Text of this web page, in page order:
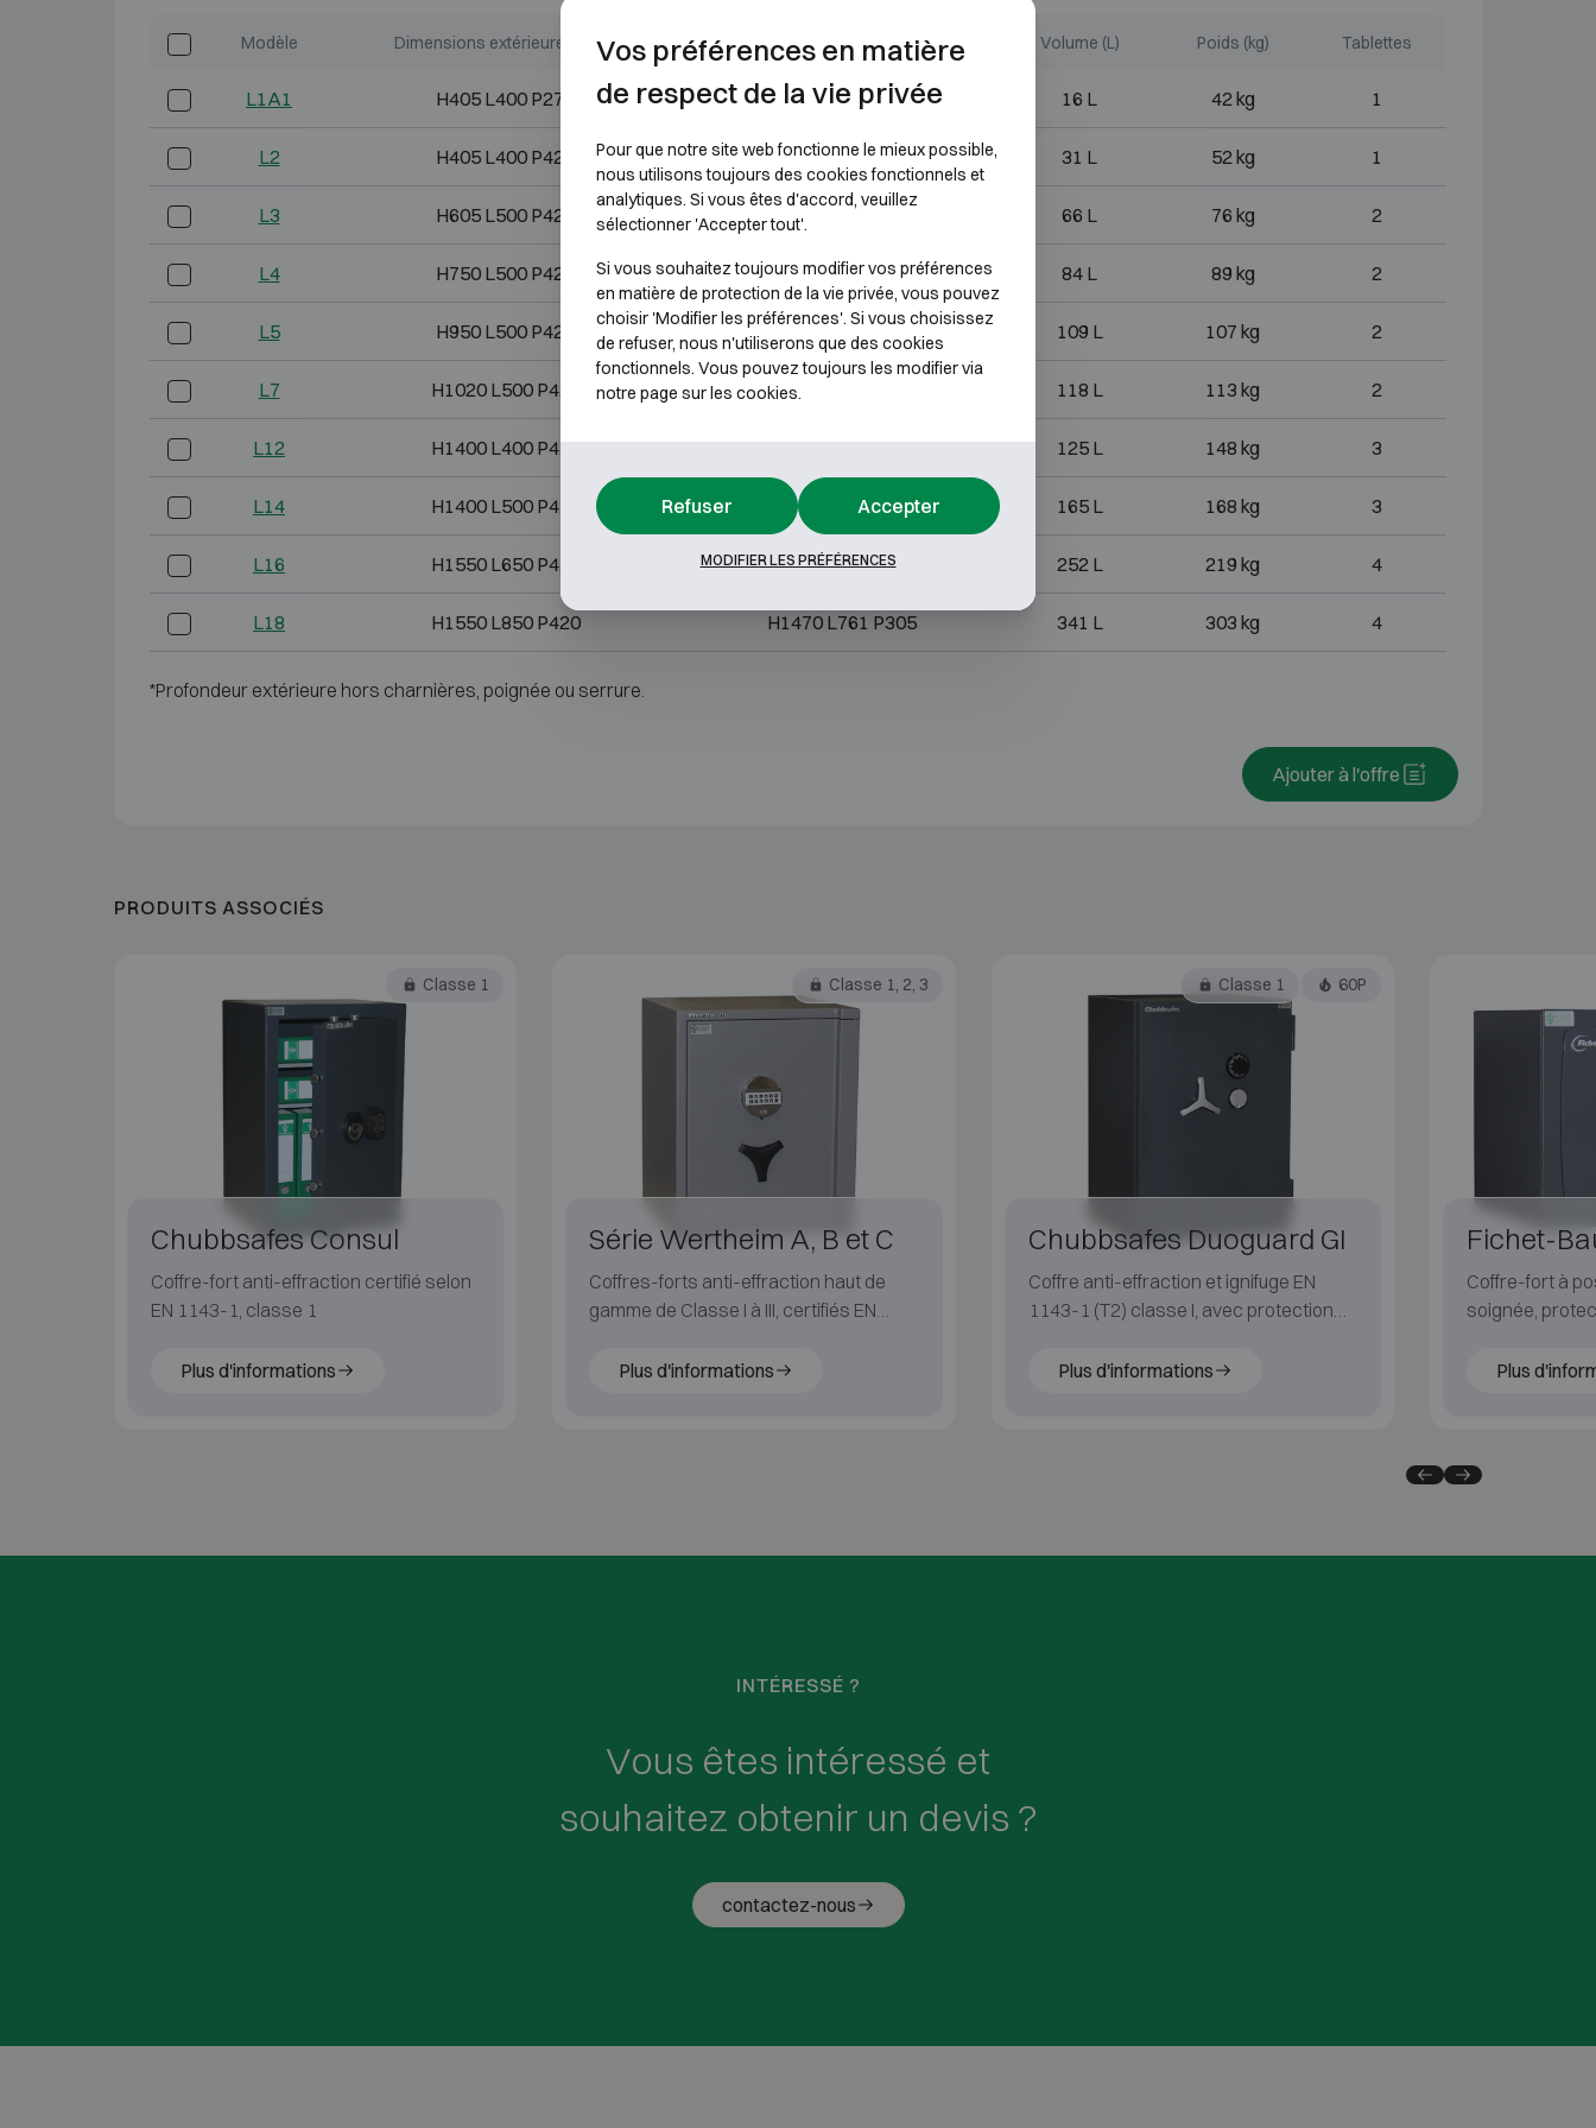
Modèle Dimensions extérieures (mm) Dimensions internes (mm) Volume (L) Poids (kg) Tablettes
L1A1 H405 L400 P270 H325 L311 P155 16 L 42 kg 1
L2 H405 L400 P420 H325 L311 P305 31 L 52 kg 1
L3 H605 L500 P420 H525 L411 P305 66 L 76 kg 2
L4 H750 L500 P420 H670 L411 P305 84 L 89 kg 2
L5 H950 L500 P420 H870 L411 P305 109 L 107 kg 2
L7 H1020 L500 P420 H940 L411 P305 118 L 113 kg 2
L12 H1400 L400 P420 H1320 L311 P305 125 L 148 kg 3
L14 H1400 L500 P420 H1320 L411 P305 165 L 168 kg 3
L16 H1550 L650 P420 H1470 L561 P305 252 L 219 kg 4
L18 H1550 L850 P420 H1470 L761 P305 341 L 303 kg 4
*Profondeur extérieure hors charnières, poignée ou serrure.
Ajouter à l'offre
PRODUITS ASSOCIÉS
Classe 1
Chubbsafes Consul
Coffre-fort anti-effraction certifié selon
EN 1143-1, classe 1
Plus d'informations
Classe 1, 2, 3
Série Wertheim A, B et C
Coffres-forts anti-effraction haut de
gamme de Classe I à III, certifiés EN
Plus d'informations
Classe 1 60P
Chubbsafes Duoguard GI
Coffre anti-effraction et ignifuge EN
1143-1 (T2) classe I, avec protection
Plus d'informations
Fichet-
Coffre-fort à
soignée,
Plus
INTÉRESSÉ ?
Vous êtes intéressé et
souhaitez obtenir un devis ?
contactez-nous
Vos préférences en matière
de respect de la vie privée
Pour que notre site web fonctionne le mieux possible,
nous utilisons toujours des cookies fonctionnels et
analytiques. Si vous êtes d'accord, veuillez
sélectionner 'Accepter tout'.
Si vous souhaitez toujours modifier vos préférences
en matière de protection de la vie privée, vous pouvez
choisir 'Modifier les préférences'. Si vous choisissez
de refuser, nous n'utiliserons que des cookies
fonctionnels. Vous pouvez toujours les modifier via
notre page sur les cookies.
Refuser Accepter
MODIFIER LES PRÉFÉRENCES